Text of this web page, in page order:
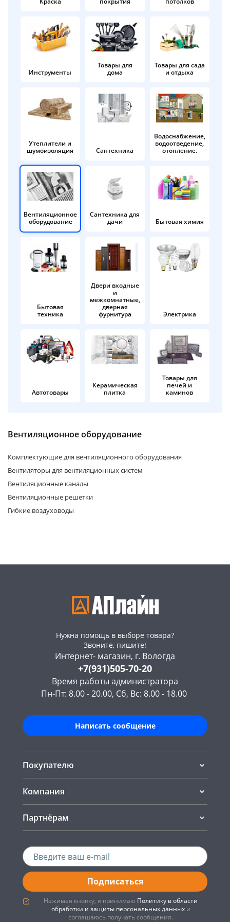
Инструменты
Товары для
дома
Товары для сада
и отдыха
Утеплители и
шумоизоляция
Сантехника
Водоснабжение,
водоотведение,
отопление.
Вентиляционное
оборудование
Сантехника для
дачи
Бытовая химия
Бытовая
техника
Двери входные
и
межкомнатные,
дверная
фурнитура
Электрика
Автотовары
Керамическая
плитка
Товары для
печей и
каминов
Вентиляционное оборудование
Комплектующие для вентиляционного оборудования
Вентиляторы для вентиляционных систем
Вентиляционные каналы
Вентиляционные решетки
Гибкие воздуховоды
Нужна помощь в выборе товара?
Звоните, пишите!
Интернет- магазин, г. Вологда
+7(931)505-70-20
Время работы администратора
Пн-Пт: 8.00 - 20.00, Сб, Вс: 8.00 - 18.00
Написать сообщение
Покупателю
Компания
Партнёрам
Подписаться
Нажимая кнопку, я принимаю Политику в области
обработки и защиты персональных данныхи
соглашаюсь получать сообщения.
в корзину
Оплачивайте сегодня только
25% картой любого банка
Получайте товар
выбранный способом
Оставшиеся
% будут
списываться
по25%каждые 2 недели
Подробнее
об оплате Плайтом
раз в 2
недели
Остались вопросы?
8 800 302-02-51
plait.ru